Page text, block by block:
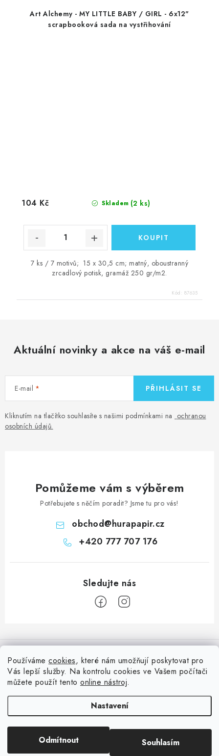
Používáme cookies, které nám umožňují poskytovat pro
Vás lepší služby. Na kontrolu cookies ve Vašem počítači
můžete použít tento online nástroj.
Nastavení
Odmítnout Souhlasím
Art Alchemy - MY LITTLE BABY / GIRL - 6x12"
scrapbooková sada na vystřihování
Skladem (2 ks)
104 Kč
7 ks / 7 motivů; 15 x 30,5 cm; matný, oboustranný
zrcadlový potisk, gramáž 250 gr/m2.
Kód: 87635
Aktuální novinky a akce na váš e-mail
E-mail
Kliknutím na tlačítko souhlasíte s našimi podmínkami na ochranou
osobních údajů.
PŘIHLÁSIT SE
Pomůžeme vám s výběrem
Potřebujete s něčím poradit? Jsme tu pro vás!
obchod@hurapapir.cz
+420 777 707 176
á
Doprava
Oblíbené ♥️
Hodnocení obchodu
Nepřehlédněte
Blog s nápady a návody
Slovník pojmů, české návody
Reklamace a vrácení zboží
Vytvořil Shoptet
. Všechna práva vyhrazena.Upravit nastavení